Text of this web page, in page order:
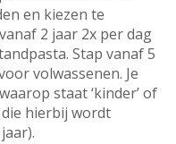
en kiezen te
2 jaar 2x per dag
Stap vanaf 5
volwassenen. Je
staat ‘kinder’ of
die hierbij wordt